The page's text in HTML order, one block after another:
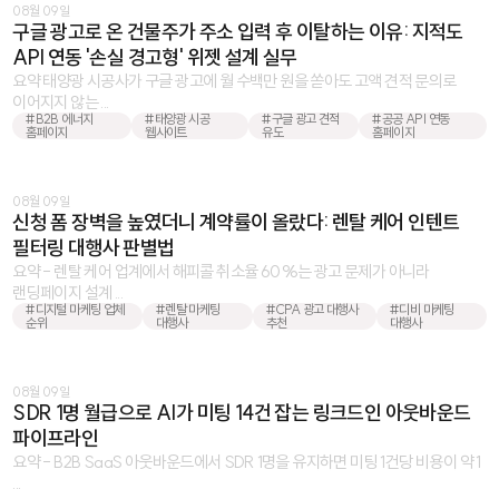
08월 09일
구글 광고로 온 건물주가 주소 입력 후 이탈하는 이유: 지적도
API 연동 '손실 경고형' 위젯 설계 실무
요약 태양광 시공사가 구글 광고에 월 수백만 원을 쏟아도 고액 견적 문의로
이어지지 않는 ...
#B2B 에너지
홈페이지
#태양광 시공
웹사이트
#구글 광고 견적
유도
#공공 API 연동
홈페이지
08월 09일
신청 폼 장벽을 높였더니 계약률이 올랐다: 렌탈 케어 인텐트
필터링 대행사 판별법
요약 - 렌탈 케어 업계에서 해피콜 취소율 60%는 광고 문제가 아니라
랜딩페이지 설계 ...
#디지털 마케팅 업체
순위
#렌탈 마케팅
대행사
#CPA 광고 대행사
추천
#디비 마케팅
대행사
08월 09일
SDR 1명 월급으로 AI가 미팅 14건 잡는 링크드인 아웃바운드
파이프라인
요약 - B2B SaaS 아웃바운드에서 SDR 1명을 유지하면 미팅 1건당 비용이 약 1